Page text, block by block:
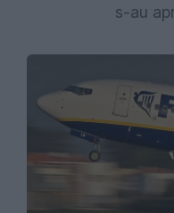
s-au